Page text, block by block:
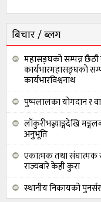
बिचार / ब्लग
महासङ्घको सम्पन्न छैठौ
कार्यभारमहासङ्घको
कार्यभारविश्वनाथ
पुष्पलालका योगदान र
लाँकुरीभञ्ज्याङ्गदेखि
अनुभूति
एकात्मक तथा संघात्मक
राज्यबारे केही कुरा
स्थानीय निकायको